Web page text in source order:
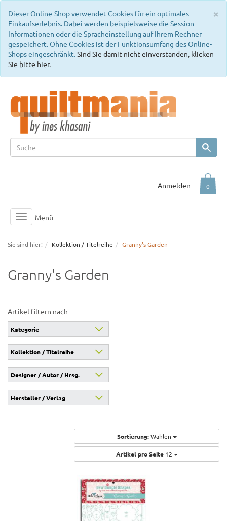
×
Dieser Online-Shop verwendet Cookies für ein optimales
Einkaufserlebnis. Dabei werden beispielsweise die Session-
Informationen oder die Spracheinstellung auf Ihrem Rechner
gespeichert. Ohne Cookies ist der Funktionsumfang des Online-
Shops eingeschränkt.Sind Sie damit nicht einverstanden, klicken
Sie bitte hier.
0
Anmelden
Toggle
navigation
Menü
Sie sind hier: Kollektion / Titelreihe Granny's Garden
Granny's Garden
Artikel filtern nach
Kategorie
Kollektion / Titelreihe
Designer / Autor / Hrsg.
Hersteller / Verlag
Sortierung: Wählen
Artikel pro Seite 12